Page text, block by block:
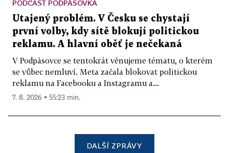
PODCAST PODPÁSOVKA
Utajený problém. V Česku se chystají
první volby, kdy sítě blokují politickou
reklamu. A hlavní oběť je nečekaná
V Podpásovce se tentokrát věnujeme tématu, o kterém
se vůbec nemluví. Meta začala blokovat politickou
reklamu na Facebooku a Instagramu a...
7. 8. 2026 ▪ 55:23 min.
DALŠÍ ZPRÁVY